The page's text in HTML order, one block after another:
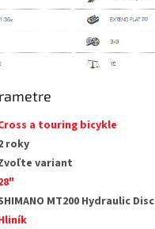
a touring bicykle
roky
variant
MT200 Hydraulic Disc